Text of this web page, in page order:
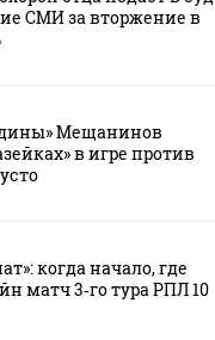
СМИ за вторжение в
Мещанинов
в игре против
когда начало, где
матч 3‑го тура РПЛ 10